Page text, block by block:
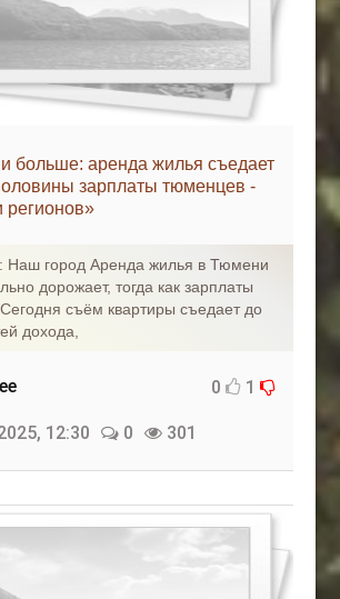
больше: аренда жилья съедает
зарплаты тюменцев -
регионов»
Наш город Аренда жилья в Тюмени
дорожает, тогда как зарплаты
съём квартиры съедает до
дохода,
0 1
12:30 0 301